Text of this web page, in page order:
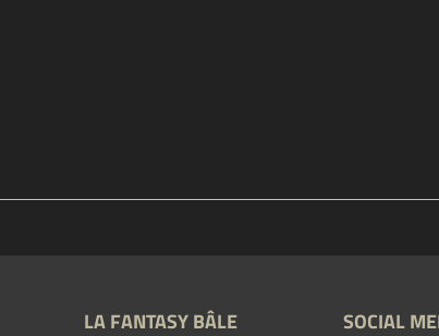
LA FANTASY BÂLE SOCIAL